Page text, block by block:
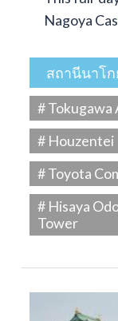
Nagoya
สถานีนาโก
# Tokugawa
# Houzentei
# Toyota
# Hisaya
Tower